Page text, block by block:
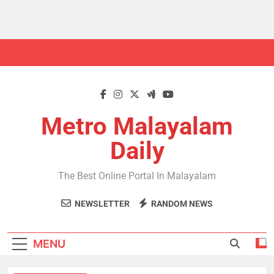
Metro Malayalam
Daily
The Best Online Portal In Malayalam
NEWSLETTER RANDOM NEWS
MENU